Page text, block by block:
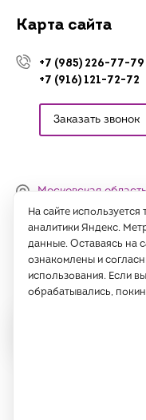
Карта сайта
+7 (985) 226-77-79
+7 (916) 121-72-72
Заказать звонок
Московская
Денисьевский
Часы работы:
с 09:00 до 18:00,
На сайте
аналитики Яндекс.
данные. Оставаясь на
ознакомлены и
использования. Если
обрабатывались,